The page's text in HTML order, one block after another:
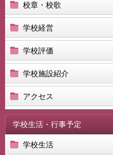
校章・校歌
学校経営
学校評価
学校施設紹介
アクセス
学校生活・行事予定
学校生活